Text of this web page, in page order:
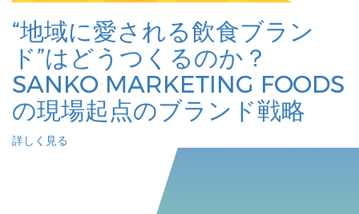
“地域に愛される飲食ブラン
ド”はどうつくるのか？
SANKO MARKETING FOODS
の現場起点のブランド戦略
詳しく見る